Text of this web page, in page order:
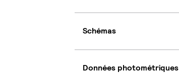
Schémas
Données photométriques